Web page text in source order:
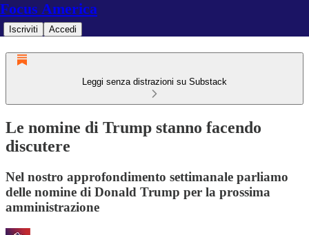
Focus America
Iscriviti Accedi
Leggi senza distrazioni su Substack
Le nomine di Trump stanno facendo
discutere
Nel nostro approfondimento settimanale parliamo
delle nomine di Donald Trump per la prossima
amministrazione